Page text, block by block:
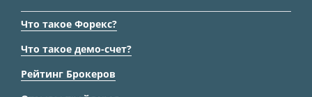
Что такое Форекс?
Что такое демо-счет?
Рейтинг Брокеров